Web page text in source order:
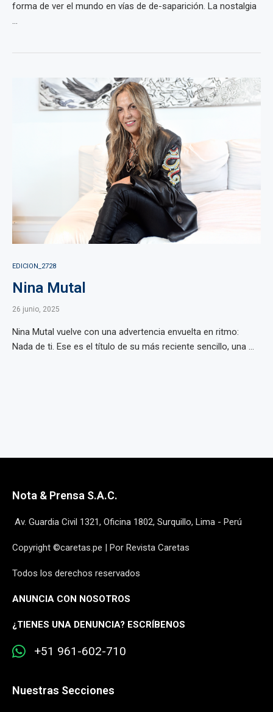
forma de ver el mundo en vías de de-saparición. La nostalgia
...
EDICION_2728
Nina Mutal
26 junio, 2025
Nina Mutal vuelve con una advertencia envuelta en ritmo:
Nada de ti. Ese es el título de su más reciente sencillo, una ...
Nota & Prensa S.A.C.
Av. Guardia Civil 1321, Oficina 1802, Surquillo, Lima - Perú
Copyright ©caretas.pe | Por Revista Caretas
Todos los derechos reservados
ANUNCIA CON NOSOTROS
¿TIENES UNA DENUNCIA? ESCRÍBENOS
+51 961-602-710
Nuestras Secciones